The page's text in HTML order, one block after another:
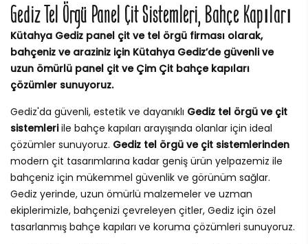
Gediz Tel Örgü Panel Çit Sistemleri, Bahçe Kapıları
Kütahya Gediz panel çit ve tel örgü firması olarak,
bahçeniz ve araziniz için Kütahya Gediz’de güvenli ve
uzun ömürlü panel çit ve Çim Çit bahçe kapıları
çözümler sunuyoruz.
Gediz'da güvenli, estetik ve dayanıklı Gediz tel örgü ve çit
sistemleriile bahçe kapıları arayışında olanlar için ideal
çözümler sunuyoruz. Gediz tel örgü ve çit sistemlerinden
modern çit tasarımlarına kadar geniş ürün yelpazemiz ile
bahçeniz için mükemmel güvenlik ve görünüm sağlar.
Gediz yerinde, uzun ömürlü malzemeler ve uzman
ekiplerimizle, bahçenizi çevreleyen çitler, Gediz için özel
tasarlanmış bahçe kapıları ve koruma çözümleri sunuyoruz.